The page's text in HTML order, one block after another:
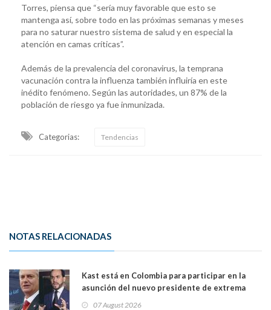
Torres, piensa que “sería muy favorable que esto se
mantenga así, sobre todo en las próximas semanas y meses
para no saturar nuestro sistema de salud y en especial la
atención en camas críticas”.
Además de la prevalencia del coronavirus, la temprana
vacunación contra la influenza también influiría en este
inédito fenómeno. Según las autoridades, un 87% de la
población de riesgo ya fue inmunizada.
Categorias: Tendencias
NOTAS RELACIONADAS
Kast está en Colombia para participar en la
asunción del nuevo presidente de extrema
07 August 2026